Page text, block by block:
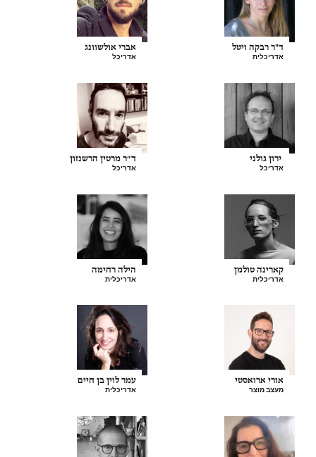
ד"ר רבקה ויטל
אדריכלית
אברי אולשוונג
אדריכל
ירון גולני
אדריכל
ד״ר מרטין הרשנזון
אדריכל
קארינה טולמן
אדריכלית
הילה רחימה
אדריכלית
אורי ארואסטי
מעצב מוצר
עמר לוין בן חיים
אדריכלית